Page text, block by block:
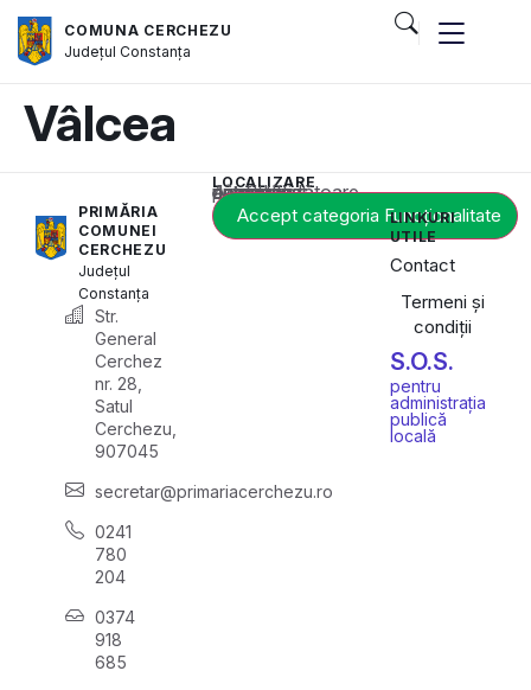
COMUNA CERCHEZU
JudețulConstanța
Vâlcea
PRIMĂRIA
COMUNEI
CERCHEZU
Județul
Constanța
Str.
General
Cerchez
nr. 28,
Satul
Cerchezu,
907045
secretar@primariacerchezu.ro
0241
780
204
0374
918
685
LOCALIZARE
Acest conținut este blocat până când acceptați categoria corespunzătoare de cookie-uri.
Accept categoria Funcționalitate
LINKURI
UTILE
Contact
Termeni și
condiții
S.O.S.
pentru
administrația
publică
locală